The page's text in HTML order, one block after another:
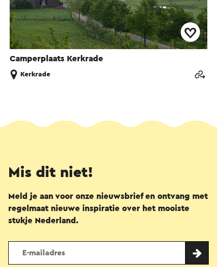
Camperplaats Kerkrade
Kerkrade
Mis dit niet!
Meld je aan voor onze nieuwsbrief en ontvang met
regelmaat nieuwe inspiratie over het mooiste
stukje Nederland.